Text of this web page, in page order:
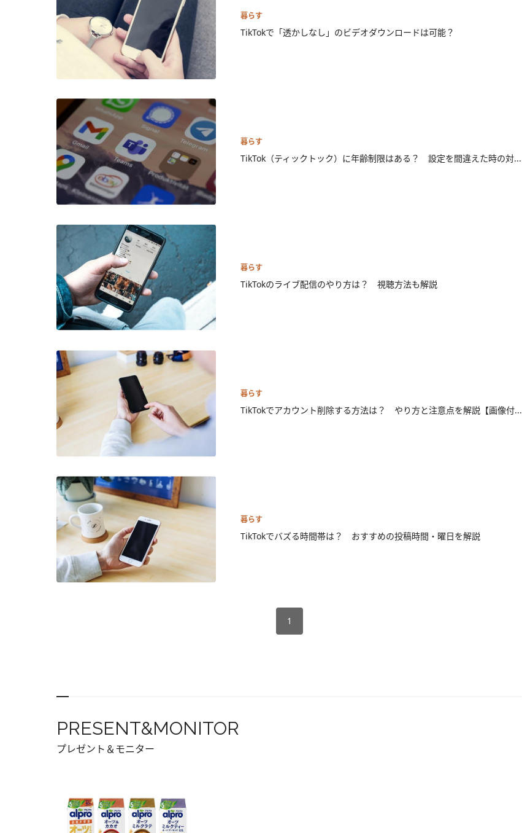
暮らす
TikTokで「透かしなし」のビデオダウンロードは可能？
暮らす
TikTok（ティックトック）に年齢制限はある？ 設定を間違えた時の対...
暮らす
TikTokのライブ配信のやり方は？ 視聴方法も解説
暮らす
TikTokでアカウント削除する方法は？ やり方と注意点を解説【画像付...
暮らす
TikTokでバズる時間帯は？ おすすめの投稿時間・曜日を解説
1
PRESENT&MONITOR
プレゼント＆モニター